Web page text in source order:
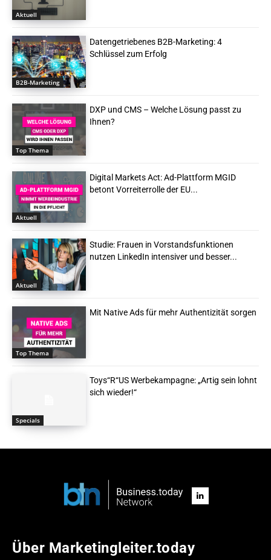
Aktuell
B2B-Marketing
Datengetriebenes B2B-Marketing: 4
Schlüssel zum Erfolg
Top Thema
DXP und CMS – Welche Lösung passt zu
Ihnen?
Aktuell
Digital Markets Act: Ad-Plattform MGID
betont Vorreiterrolle der EU...
Aktuell
Studie: Frauen in Vorstandsfunktionen
nutzen LinkedIn intensiver und besser...
Top Thema
Mit Native Ads für mehr Authentizität sorgen
Specials
Toys“R“US Werbekampagne: „Artig sein lohnt
sich wieder!“
Über Marketingleiter.today